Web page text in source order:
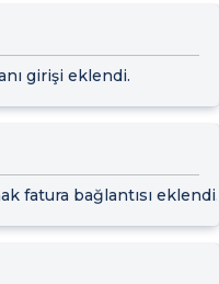
girişi eklendi.
fatura bağlantısı eklendi.